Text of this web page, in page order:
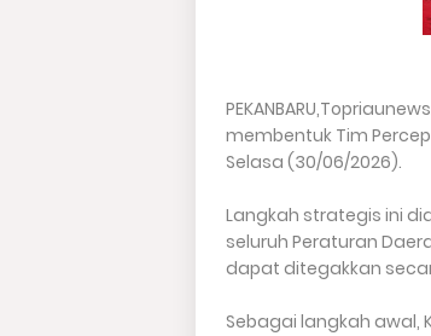
membentuk Tim
Selasa (30/06/2026).
Langkah strategis ini
seluruh Peraturan
dapat ditegakkan
​Sebagai langkah awal,